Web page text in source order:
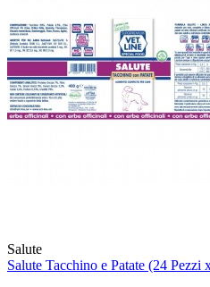
Salute
Salute Tacchino e Patate (24 Pezzi